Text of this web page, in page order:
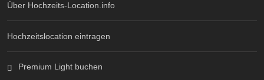
Über Hochzeits-Location.info
Hochzeitslocation eintragen
Premium Light buchen